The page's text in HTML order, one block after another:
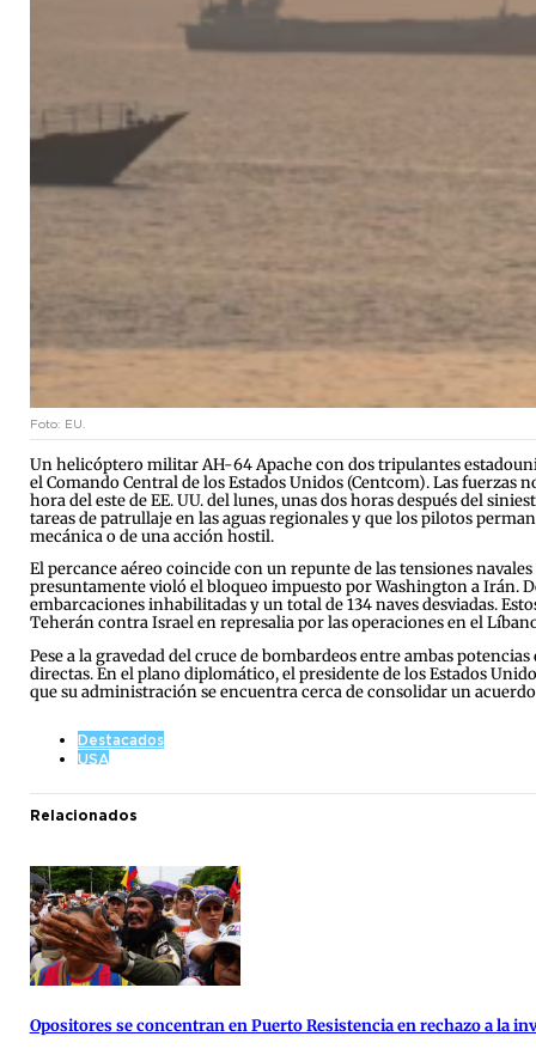
Foto: EU.
Un helicóptero militar AH-64 Apache con dos tripulantes
el Comando Central de los Estados Unidos (Centcom). Las
hora del este de EE. UU. del lunes, unas dos horas después del
tareas de patrullaje en las aguas regionales y que los pilotos
mecánica o de una acción hostil.
El percance aéreo coincide con un repunte de las tensiones
presuntamente violó el bloqueo impuesto por Washington a Irán.
embarcaciones inhabilitadas y un total de 134 naves desviadas.
Teherán contra Israel en represalia por las operaciones en el
Pese a la gravedad del cruce de bombardeos entre ambas
directas. En el plano diplomático, el presidente de los Estados
que su administración se encuentra cerca de consolidar un
Destacados
USA
Relacionados
Opositores se concentran en Puerto Resistencia en rechazo a la